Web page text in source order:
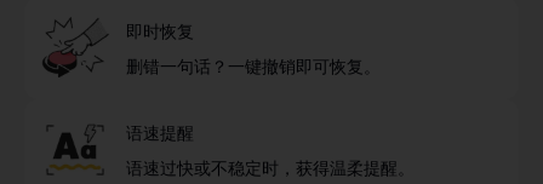
即时恢复
删错一句话？一键撤销即可恢复。
语速提醒
语速过快或不稳定时，获得温柔提醒。